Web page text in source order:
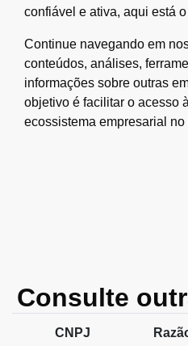
confiável e ativa, aqui está
Continue navegando em
conteúdos, análises,
informações sobre outras
objetivo é facilitar o acesso
ecossistema empresarial no
Consulte
CNPJ